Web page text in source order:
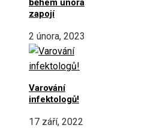
zapojí
2 února, 2023
Varování
infektologů!
17 září, 2022